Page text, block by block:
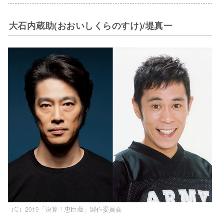
大石内蔵助(おおいしくらのすけ)/堤真一
（C）2019「決算！忠臣蔵」製作委員会